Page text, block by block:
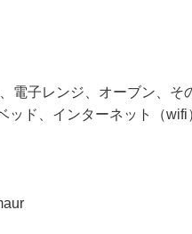
電子レンジ、オーブン、
ッド、インターネット（